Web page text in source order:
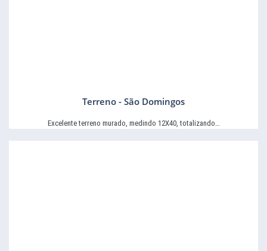
Terreno - São Domingos
Excelente terreno murado, medindo 12X40, totalizando…